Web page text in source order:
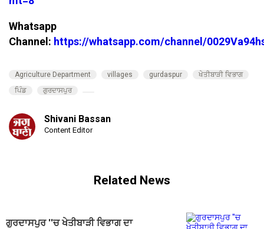
Whatsapp
Channel: https://whatsapp.com/channel/
Agriculture Department villages gurdaspur
ਖੇਤੀਬਾੜੀ ਵਿਭਾਗ
ਪਿੰਡ
ਗੁਰਦਾਸਪੁਰ
Shivani Bassan
Content Editor
Related News
ਗੁਰਦਾਸਪੁਰ ''ਚ ਖੇਤੀਬਾੜੀ ਵਿਭਾਗ ਦਾ